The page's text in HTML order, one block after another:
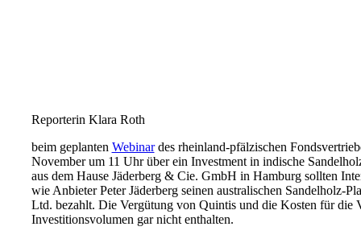
Reporterin Klara Roth
beim geplanten Webinardes rheinland-pfälzischen
November um 11 Uhr über ein Investment in indische
aus dem Hause Jäderberg & Cie. GmbH in Hamburg sollten
wie Anbieter Peter Jäderberg seinen australischen Sandelholz-
Ltd. bezahlt. Die Vergütung von Quintis und die Kosten für die
Investitionsvolumen gar nicht enthalten.